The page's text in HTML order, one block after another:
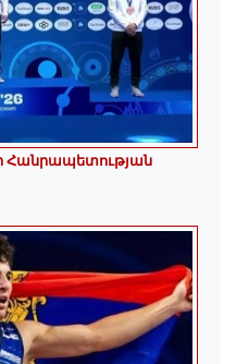
Հանրապետության